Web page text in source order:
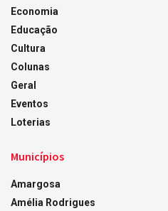
Economia
Educação
Cultura
Colunas
Geral
Eventos
Loterias
Municípios
Amargosa
Amélia Rodrigues